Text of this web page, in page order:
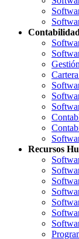
Recursos